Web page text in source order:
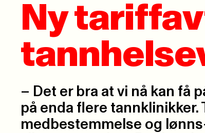
Ny
– Det er bra at vi nå kan få
på enda flere tannklinikker.
medbestemmelse og